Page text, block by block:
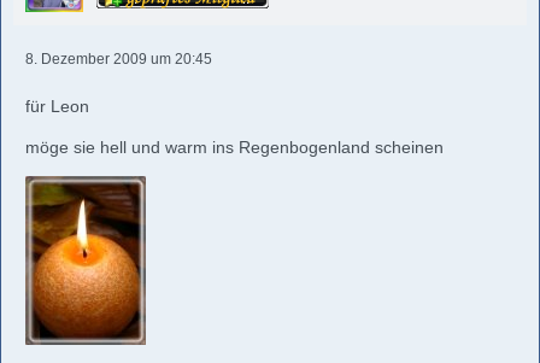
8. Dezember 2009 um 20:45
für Leon
möge sie hell und warm ins Regenbogenland scheinen